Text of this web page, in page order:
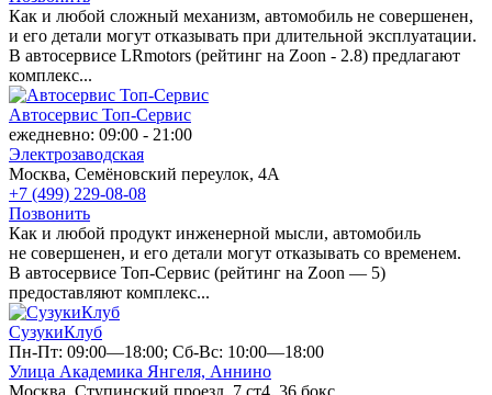
Как и любой сложный механизм, автомобиль не совершенен,
и его детали могут отказывать при длительной эксплуатации.
В автосервисе LRmotors (рейтинг на Zoon - 2.8) предлагают
комплекс...
Автосервис Топ-Сервис
ежедневно: 09:00 - 21:00
Электрозаводская
Москва, Семёновский переулок, 4А
+7 (499) 229-08-08
Позвонить
Как и любой продукт инженерной мысли, автомобиль
не совершенен, и его детали могут отказывать со временем.
В автосервисе Топ-Сервис (рейтинг на Zoon — 5)
предоставляют комплекс...
СузукиКлуб
Пн-Пт: 09:00—18:00; Сб-Вс: 10:00—18:00
Улица Академика Янгеля, Аннино
Москва, Ступинский проезд, 7 ст4, 36 бокс